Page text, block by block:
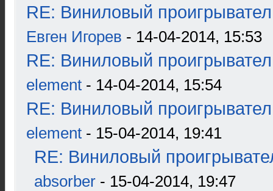
RE: Виниловый
Евген Игорев - 14-04-2014, 15:53
RE: Виниловый
element - 14-04-2014, 15:54
RE: Виниловый
element - 15-04-2014, 19:41
RE: Виниловый
absorber - 15-04-2014, 19:47